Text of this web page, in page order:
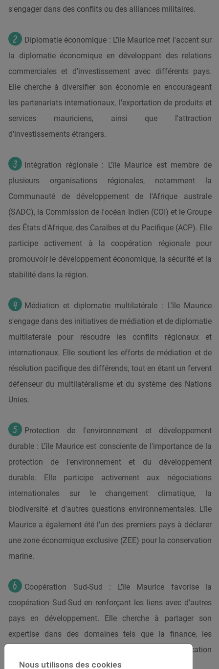
s'engager dans des conflits ou des alliances militaires.
Diplomatie économique : L'île Maurice met l'accent sur
la diplomatie économique en développant des relations
commerciales et d'investissement avec différents pays.
Elle cherche à diversifier son économie en encourageant
les partenariats internationaux, l'exportation de produits et
services mauriciens, ainsi que l'attraction
d'investissements étrangers.
Intégration régionale : L'île Maurice est membre de
plusieurs organisations régionales, notamment la
Communauté de développement de l'Afrique australe
(SADC), la Commission de l'océan Indien (COI) et le Groupe
des États d'Afrique, des Caraïbes et du Pacifique (ACP). Elle
participe activement à la coopération régionale pour
promouvoir le développement économique, la sécurité et la
stabilité dans la région.
Médiation et diplomatie multilatérale : L'île Maurice
s'engage dans des initiatives de médiation et de diplomatie
multilatérale pour résoudre les conflits régionaux et
internationaux. Elle soutient les efforts de médiation et de
résolution pacifique des différends, tout en étant un fervent
défenseur du multilatéralisme et du système des Nations
Unies.
Protection de l'environnement et développement
durable : L'île Maurice est consciente de l'importance de la
protection de l'environnement et du développement
durable. Elle participe activement aux négociations
internationales sur le changement climatique, la
biodiversité et d'autres questions environnementales. L'île
Maurice a également été l'un des premiers pays à déclarer
une zone économique exclusive (ZEE) pour la conservation
marine.
Coopération Sud-Sud : L'île Maurice favorise la
coopération Sud-Sud en renforçant les liens avec d'autres
pays en développement. Elle cherche à partager son
expertise dans des domaines tels que la finance, les
technologies de l'information et de la communication
(TIC), le tourisme et la formation professionnelle.
Nous utilisons des cookies